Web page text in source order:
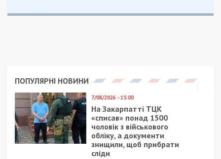
ПОПУЛЯРНІ НОВИНИ
7/08/2026 - 15:00
На Закарпатті ТЦК
«списав» понад 1500
чоловік з військового
обліку, а документи
знищили, щоб прибрати
сліди